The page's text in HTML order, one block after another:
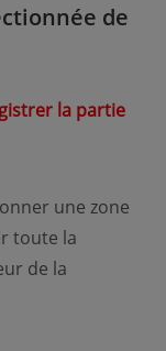
de
la partie
une zone
toute la
de la